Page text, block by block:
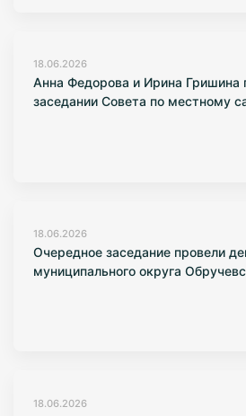
18.06.2026
Анна Федорова и Ирина Гришина
заседании Совета по местному
18.06.2026
Очередное заседание провели
муниципального округа
18.06.2026